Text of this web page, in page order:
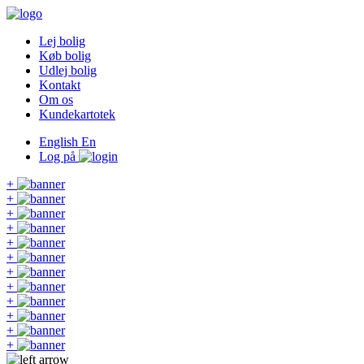
Lej bolig
Køb bolig
Udlej bolig
Kontakt
Om os
Kundekartotek
English En
Log på
+
+
+
+
+
+
+
+
+
+
+
+